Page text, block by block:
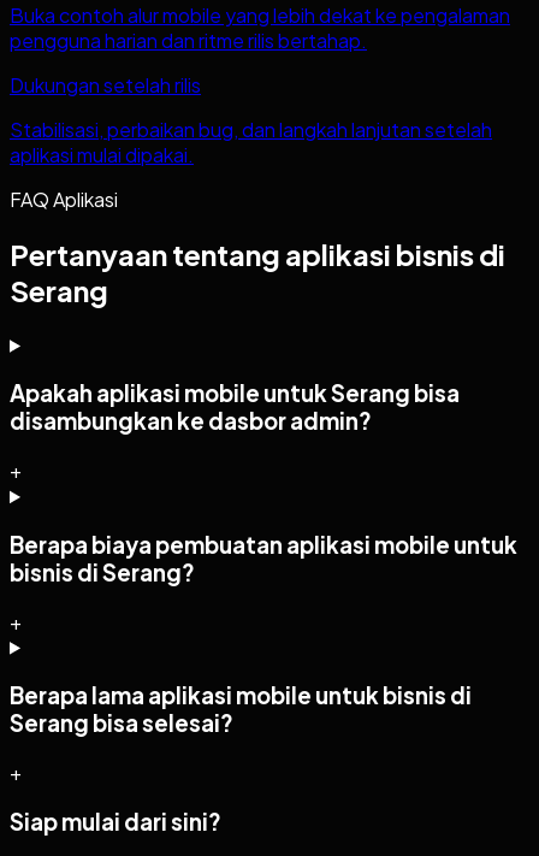
Buka contoh alur mobile yang lebih dekat ke pengalaman
pengguna harian dan ritme rilis bertahap.
Dukungan setelah rilis
Stabilisasi, perbaikan bug, dan langkah lanjutan setelah
aplikasi mulai dipakai.
FAQ Aplikasi
Pertanyaan tentang aplikasi bisnis di
Serang
Apakah aplikasi mobile untuk Serang bisa
disambungkan ke dasbor admin?
+
Berapa biaya pembuatan aplikasi mobile untuk
bisnis di Serang?
+
Berapa lama aplikasi mobile untuk bisnis di
Serang bisa selesai?
+
Siap mulai dari sini?